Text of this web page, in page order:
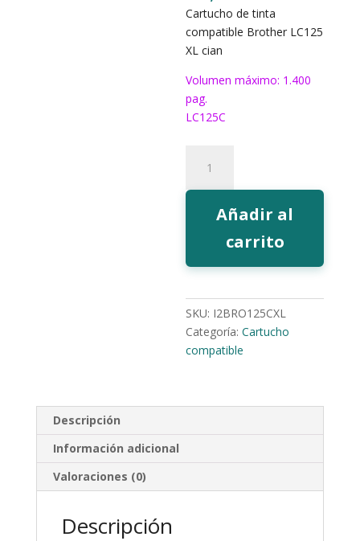
Cartucho de tinta
compatible Brother LC125
XL cian
Volumen máximo: 1.400
pag.
LC125C
Tinta
EcoInk
cantidad
Añadir al
carrito
SKU: I2BRO125CXL
Categoría:Cartucho
compatible
Descripción
Información adicional
Valoraciones (0)
Descripción